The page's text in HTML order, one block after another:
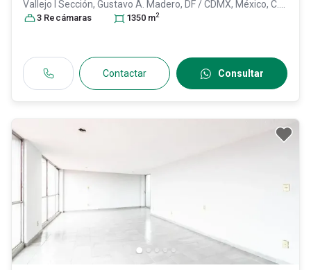
Vallejo I Sección, Gustavo A. Madero, DF / CDMX, México, C.P.
07720, ID:29930425
3 Recámaras 1350 m2
Contactar Consultar